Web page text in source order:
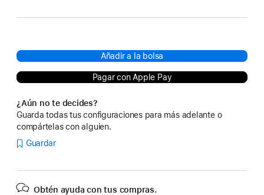
Añadir a la bolsa
Pagar con Apple Pay
¿Aún no te decides?
Guarda todas tus configuraciones para más adelante o
compártelas con alguien.
Guardar
Obtén ayuda con tus compras.